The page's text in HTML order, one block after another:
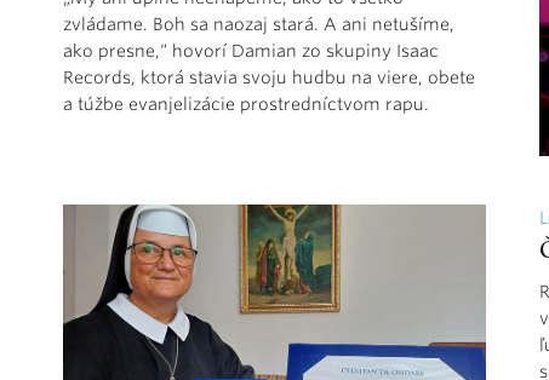
zvládame. Boh sa naozaj stará. A ani netušíme,
ako presne,“ hovorí Damian zo skupiny Isaac
Records, ktorá stavia svoju hudbu na viere, obete
a túžbe evanjelizácie prostredníctvom rapu.